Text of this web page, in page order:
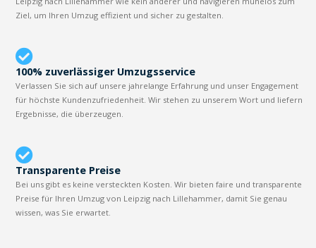
Ziel, um Ihren Umzug effizient und sicher zu gestalten.
100% zuverlässiger Umzugsservice
Verlassen Sie sich auf unsere jahrelange Erfahrung und unser Engagement
für höchste Kundenzufriedenheit. Wir stehen zu unserem Wort und liefern
Ergebnisse, die überzeugen.
Transparente Preise
Bei uns gibt es keine versteckten Kosten. Wir bieten faire und transparente
Preise für Ihren Umzug von Leipzig nach Lillehammer, damit Sie genau
wissen, was Sie erwartet.